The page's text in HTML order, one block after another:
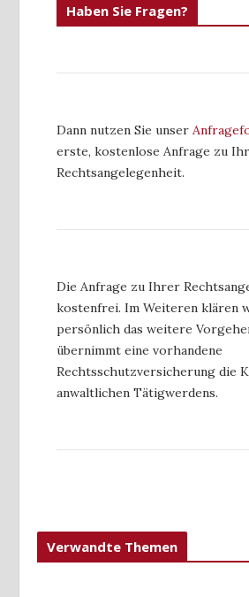
Haben Sie Fragen?
Dann nutzen Sie unser
erste, kostenlose Anfrage zu
Rechtsangelegenheit.
Die Anfrage zu Ihrer
kostenfrei. Im Weiteren klären
persönlich das weitere
übernimmt eine vorhandene
Rechtsschutzversicherung die
anwaltlichen Tätigwerdens.
Verwandte Themen